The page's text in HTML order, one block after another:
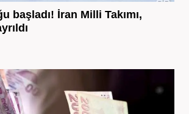
başladı! İran Milli Takımı,